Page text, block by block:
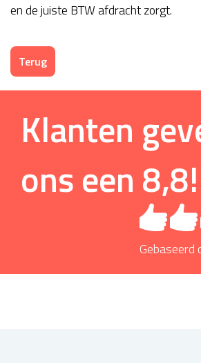
en de juiste BTW afdracht zorgt.
Terug
Klanten
ons een8,8!
Gebaseerd